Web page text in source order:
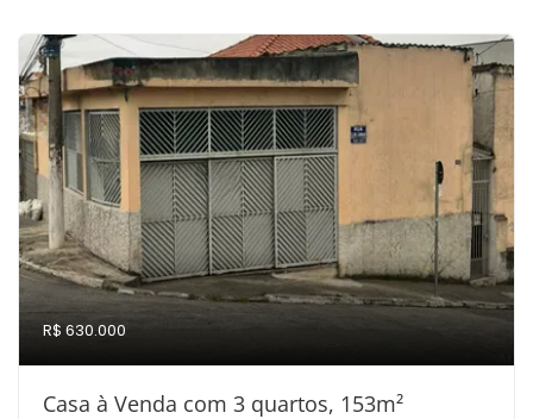
R$ 630.000
Casa à Venda com 3 quartos, 153m²